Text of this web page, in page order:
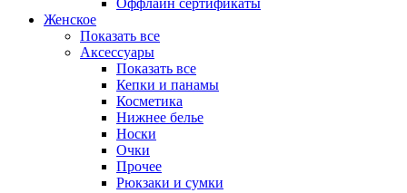
Оффлайн сертификаты
Женское
Показать все
Аксессуары
Показать все
Кепки и панамы
Косметика
Нижнее белье
Носки
Очки
Прочее
Рюкзаки и сумки